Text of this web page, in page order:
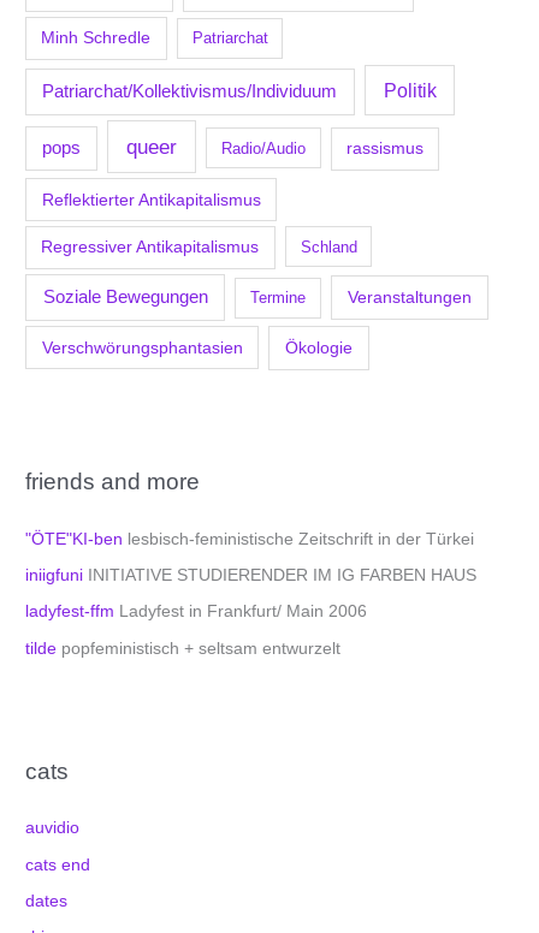
Minh Schredle Patriarchat
Patriarchat/Kollektivismus/Individuum Politik
pops queer Radio/Audio rassismus
Reflektierter Antikapitalismus
Regressiver Antikapitalismus Schland
Soziale Bewegungen Termine Veranstaltungen
Verschwörungsphantasien Ökologie
friends and more
"ÖTE"KI-ben lesbisch-feministische Zeitschrift in der Türkei
iniigfuni INITIATIVE STUDIERENDER IM IG FARBEN HAUS
ladyfest-ffm Ladyfest in Frankfurt/ Main 2006
tilde popfeministisch + seltsam entwurzelt
cats
auvidio
cats end
dates